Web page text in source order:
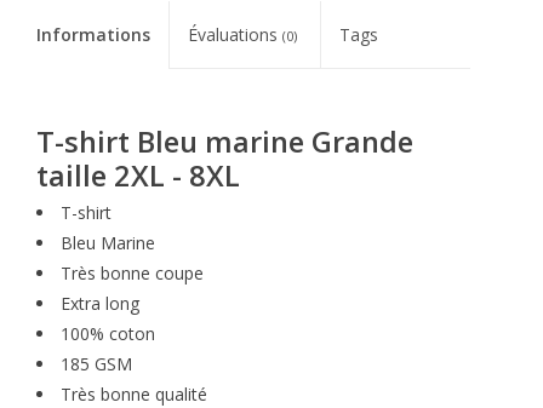
Informations Évaluations(0) Tags
T-shirt Bleu marine Grande
taille 2XL - 8XL
T-shirt
Bleu Marine
Très bonne coupe
Extra long
100% coton
185 GSM
Très bonne qualité